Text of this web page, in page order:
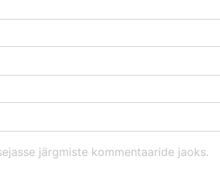
järgmiste kommentaaride jaoks.